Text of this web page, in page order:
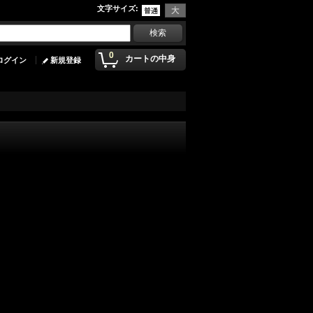
文字サイズ:
0 カートの中身
グイン 新規登録